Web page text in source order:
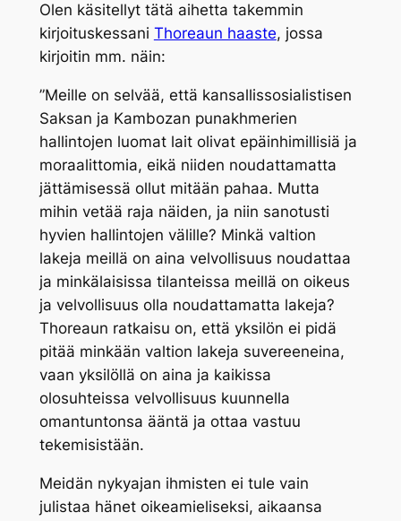
Olen käsitellyt tätä aihetta takemmin
kirjoituskessani Thoreaun haaste, jossa
kirjoitin mm. näin:
”Meille on selvää, että kansallissosialistisen
Saksan ja Kambozan punakhmerien
hallintojen luomat lait olivat epäinhimillisiä ja
moraalittomia, eikä niiden noudattamatta
jättämisessä ollut mitään pahaa. Mutta
mihin vetää raja näiden, ja niin sanotusti
hyvien hallintojen välille? Minkä valtion
lakeja meillä on aina velvollisuus noudattaa
ja minkälaisissa tilanteissa meillä on oikeus
ja velvollisuus olla noudattamatta lakeja?
Thoreaun ratkaisu on, että yksilön ei pidä
pitää minkään valtion lakeja suvereeneina,
vaan yksilöllä on aina ja kaikissa
olosuhteissa velvollisuus kuunnella
omantuntonsa ääntä ja ottaa vastuu
tekemisistään.
Meidän nykyajan ihmisten ei tule vain
julistaa hänet oikeamieliseksi, aikaansa